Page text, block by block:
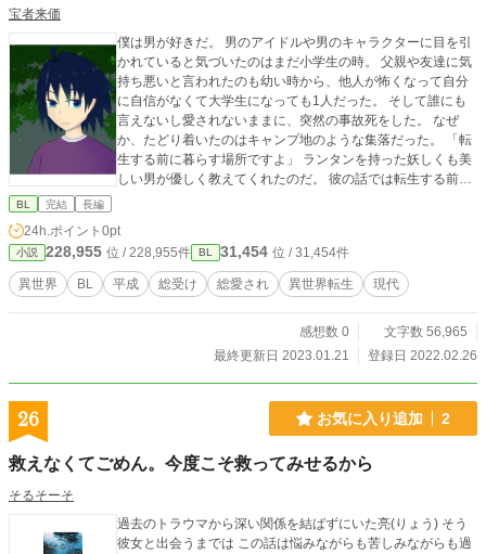
宝者来価
僕は男が好きだ。 男のアイドルや男のキャラクターに目を引
かれていると気づいたのはまだ小学生の時。 父親や友達に気
持ち悪いと言われたのも幼い時から、他人が怖くなって自分
に自信がなくて大学生になっても1人だった。 そして誰にも
言えないし愛されないままに、突然の事故死をした。 なぜ
か、たどり着いたのはキャンプ地のような集落だった。 「転
生する前に暮らす場所ですよ」 ランタンを持った妖しくも美
しい男が優しく教えてくれたのだ。 彼の話では転生する前に
平成の最中なのでホモという単語が出てきます
BL 完結 長編
24h.ポイント 0pt
小説 228,955 位 / 228,955件 BL 31,454 位 / 31,454件
異世界 BL 平成 総受け 総愛され 異世界転生 現代
感想数 0
文字数 56,965
最終更新日 2023.01.21
登録日 2022.02.26
26 お気に入り追加 2
救えなくてごめん。今度こそ救ってみせるから
そるそーそ
過去のトラウマから深い関係を結ばずにいた亮(りょう) そう
彼女と出会うまでは この話は悩みながらも苦しみながらも過